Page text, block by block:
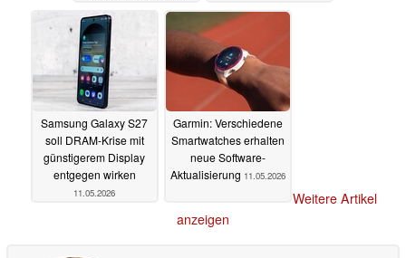
Samsung Galaxy S27
soll DRAM-Krise mit
günstigerem Display
entgegen wirken
11.05.2026
Garmin: Verschiedene
Smartwatches erhalten
neue Software-
Aktualisierung 11.05.2026
Weitere Artikel
anzeigen